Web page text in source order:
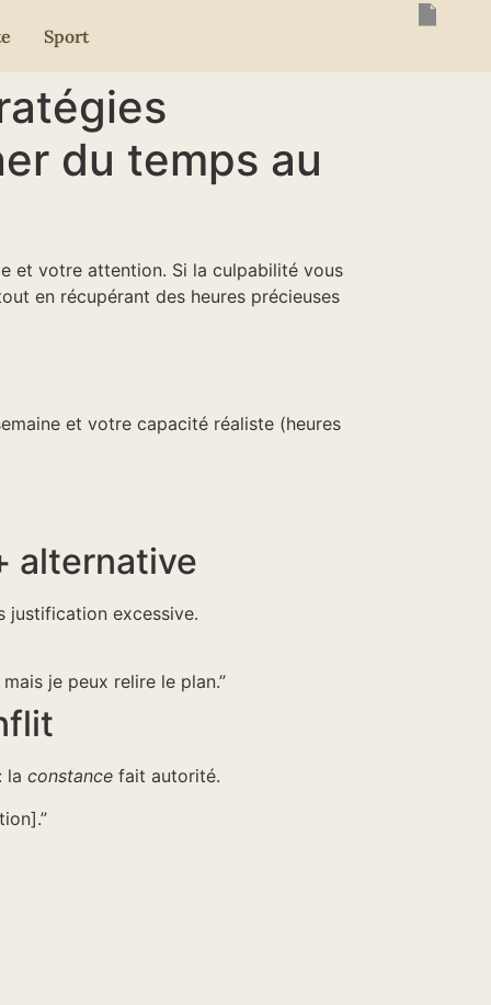
Sport
du temps au
et votre attention. Si la culpabilité vous
en récupérant des heures précieuses
et votre capacité réaliste (heures
alternative
justification excessive.
je peux relire le plan.”
la constance fait autorité.